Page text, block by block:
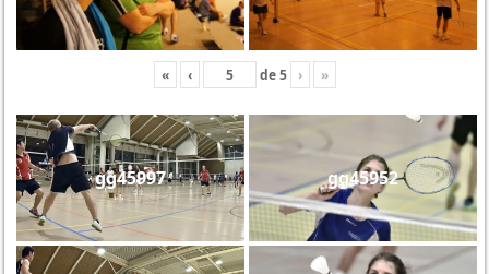
« ‹ de5 › »
gg45997 gg45952